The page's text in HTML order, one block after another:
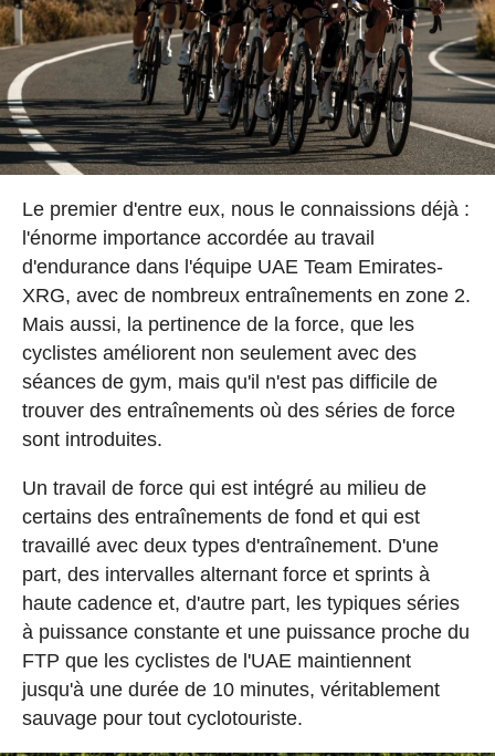
Le premier d'entre eux, nous le connaissions déjà :
l'énorme importance accordée au travail
d'endurance dans l'équipe UAE Team Emirates-
XRG, avec de nombreux entraînements en zone 2.
Mais aussi, la pertinence de la force, que les
cyclistes améliorent non seulement avec des
séances de gym, mais qu'il n'est pas difficile de
trouver des entraînements où des séries de force
sont introduites.
Un travail de force qui est intégré au milieu de
certains des entraînements de fond et qui est
travaillé avec deux types d'entraînement. D'une
part, des intervalles alternant force et sprints à
haute cadence et, d'autre part, les typiques séries
à puissance constante et une puissance proche du
FTP que les cyclistes de l'UAE maintiennent
jusqu'à une durée de 10 minutes, véritablement
sauvage pour tout cyclotouriste.